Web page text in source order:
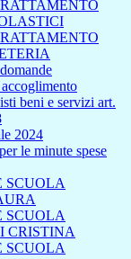
beni e servizi art.
2024
le minute spese
SCUOLA
SCUOLA
CRISTINA
SCUOLA